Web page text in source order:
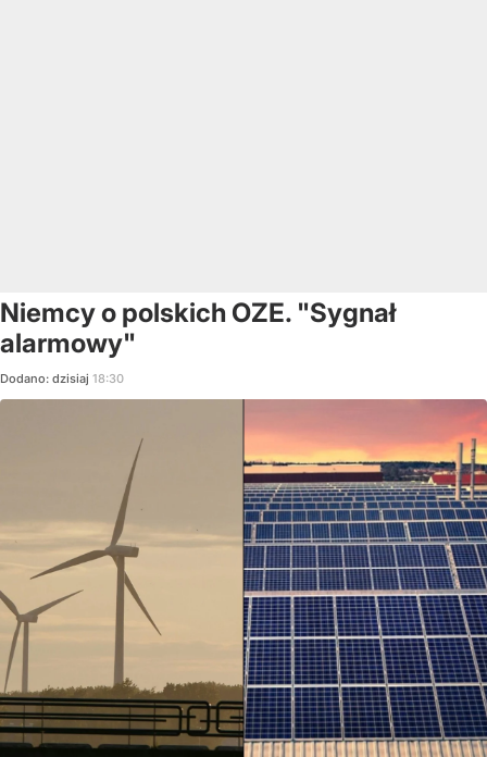
Niemcy o polskich OZE. "Sygnał
alarmowy"
Dodano: dzisiaj 18:30